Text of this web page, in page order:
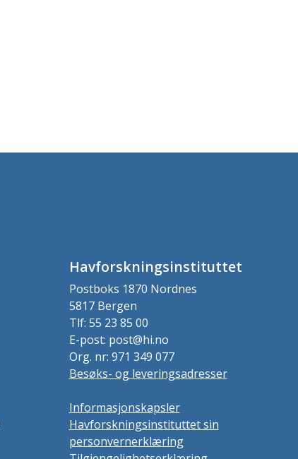
Havforskningsinstituttet
Postboks 1870 Nordnes
5817 Bergen
Tlf: 55 23 85 00
E-post: post@hi.no
Org. nr: 971 349 077
Besøks- og leveringsadresser
Informasjonskapsler
Havforskningsinstituttet sin
personvernerklæring